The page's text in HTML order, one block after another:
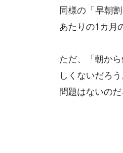
同様の「早朝
あたりの1カ月
ただ、「朝か
しくないだろ
問題はないのだ